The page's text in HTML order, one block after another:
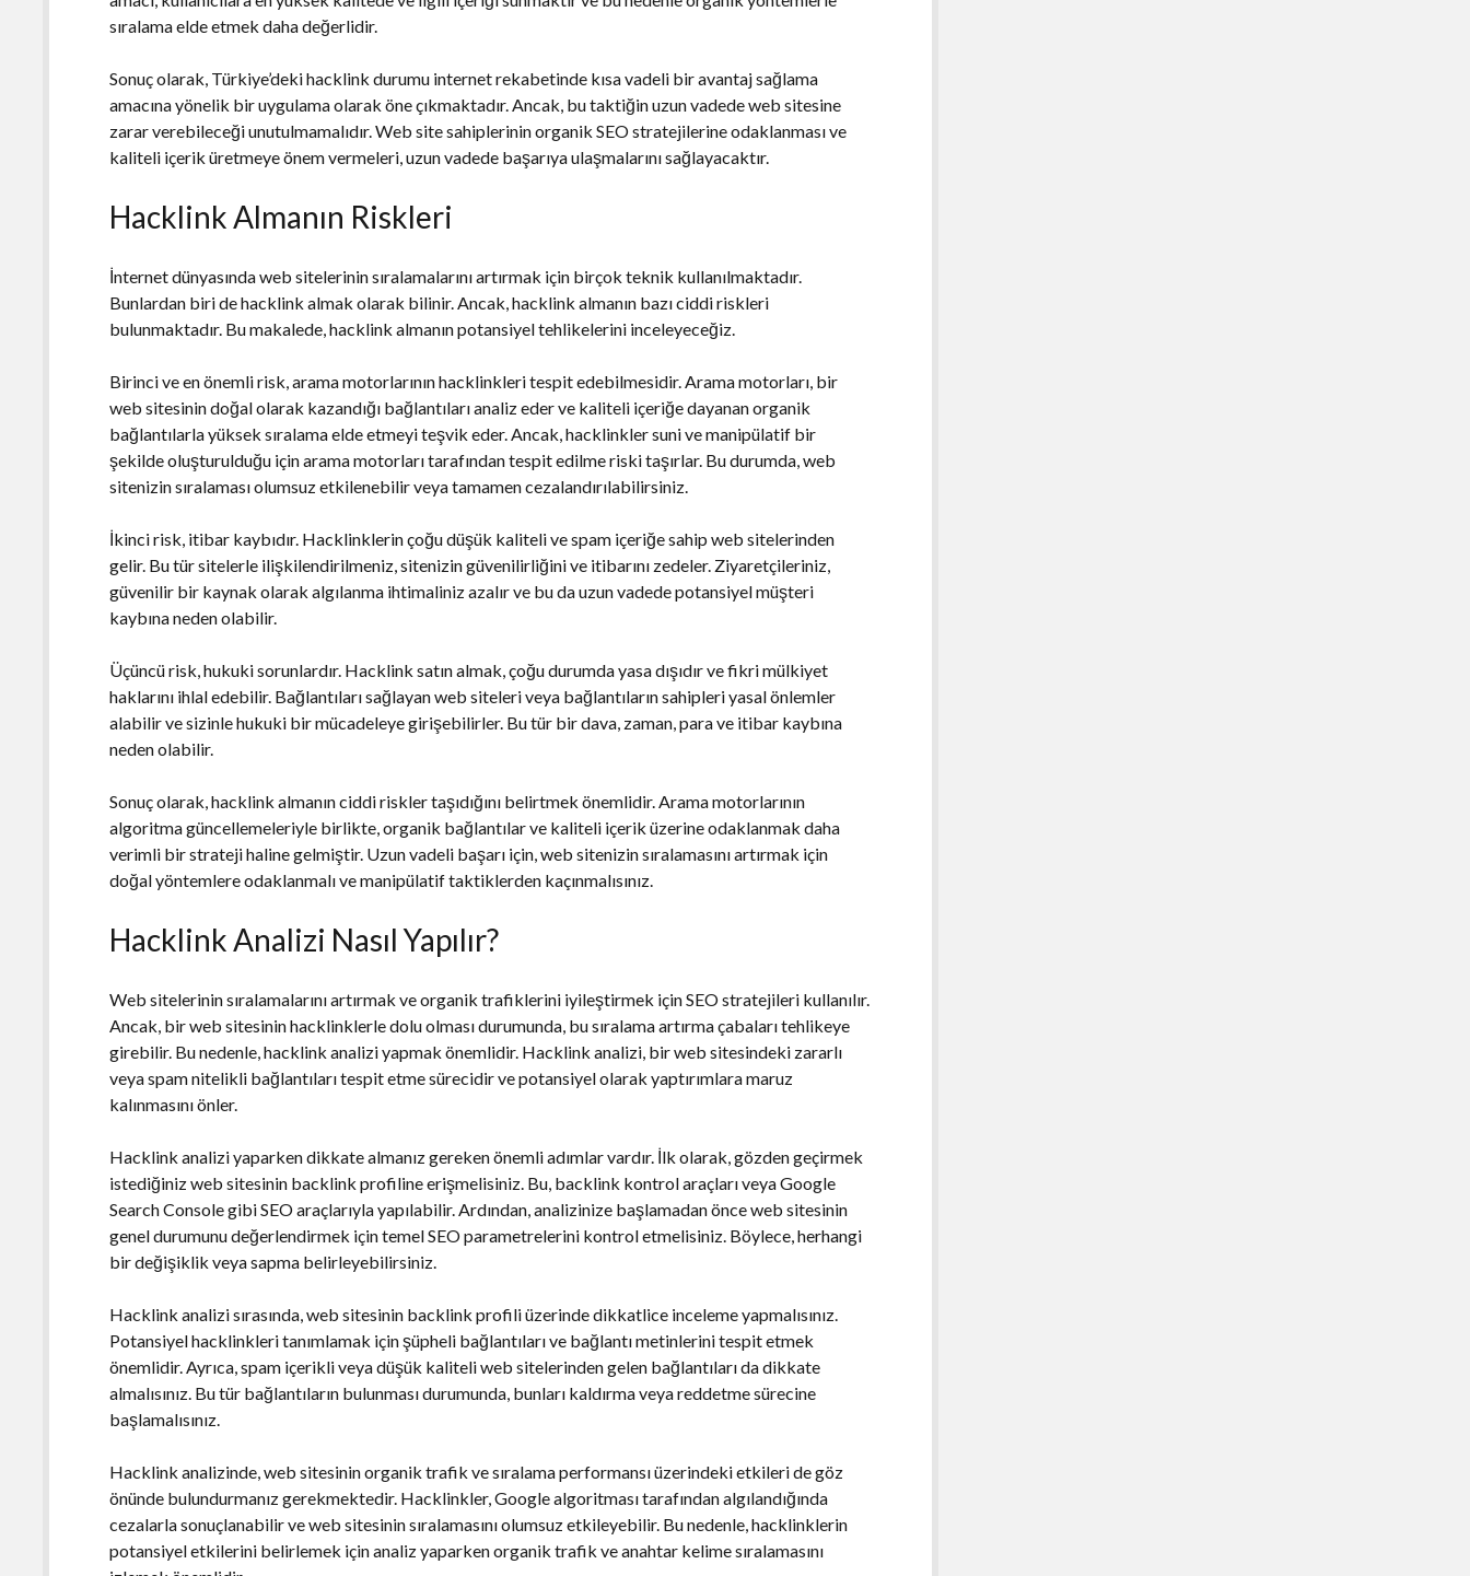
sıralama elde etmek daha değerlidir.
Sonuç olarak, Türkiye’deki hacklink durumu internet rekabetinde kısa vadeli bir avantaj sağlama
amacına yönelik bir uygulama olarak öne çıkmaktadır. Ancak, bu taktiğin uzun vadede web sitesine
zarar verebileceği unutulmamalıdır. Web site sahiplerinin organik SEO stratejilerine odaklanması ve
kaliteli içerik üretmeye önem vermeleri, uzun vadede başarıya ulaşmalarını sağlayacaktır.
Hacklink Almanın Riskleri
İnternet dünyasında web sitelerinin sıralamalarını artırmak için birçok teknik kullanılmaktadır.
Bunlardan biri de hacklink almak olarak bilinir. Ancak, hacklink almanın bazı ciddi riskleri
bulunmaktadır. Bu makalede, hacklink almanın potansiyel tehlikelerini inceleyeceğiz.
Birinci ve en önemli risk, arama motorlarının hacklinkleri tespit edebilmesidir. Arama motorları, bir
web sitesinin doğal olarak kazandığı bağlantıları analiz eder ve kaliteli içeriğe dayanan organik
bağlantılarla yüksek sıralama elde etmeyi teşvik eder. Ancak, hacklinkler suni ve manipülatif bir
şekilde oluşturulduğu için arama motorları tarafından tespit edilme riski taşırlar. Bu durumda, web
sitenizin sıralaması olumsuz etkilenebilir veya tamamen cezalandırılabilirsiniz.
İkinci risk, itibar kaybıdır. Hacklinklerin çoğu düşük kaliteli ve spam içeriğe sahip web sitelerinden
gelir. Bu tür sitelerle ilişkilendirilmeniz, sitenizin güvenilirliğini ve itibarını zedeler. Ziyaretçileriniz,
güvenilir bir kaynak olarak algılanma ihtimaliniz azalır ve bu da uzun vadede potansiyel müşteri
kaybına neden olabilir.
Üçüncü risk, hukuki sorunlardır. Hacklink satın almak, çoğu durumda yasa dışıdır ve fikri mülkiyet
haklarını ihlal edebilir. Bağlantıları sağlayan web siteleri veya bağlantıların sahipleri yasal önlemler
alabilir ve sizinle hukuki bir mücadeleye girişebilirler. Bu tür bir dava, zaman, para ve itibar kaybına
neden olabilir.
Sonuç olarak, hacklink almanın ciddi riskler taşıdığını belirtmek önemlidir. Arama motorlarının
algoritma güncellemeleriyle birlikte, organik bağlantılar ve kaliteli içerik üzerine odaklanmak daha
verimli bir strateji haline gelmiştir. Uzun vadeli başarı için, web sitenizin sıralamasını artırmak için
doğal yöntemlere odaklanmalı ve manipülatif taktiklerden kaçınmalısınız.
Hacklink Analizi Nasıl Yapılır?
Web sitelerinin sıralamalarını artırmak ve organik trafiklerini iyileştirmek için SEO stratejileri kullanılır.
Ancak, bir web sitesinin hacklinklerle dolu olması durumunda, bu sıralama artırma çabaları tehlikeye
girebilir. Bu nedenle, hacklink analizi yapmak önemlidir. Hacklink analizi, bir web sitesindeki zararlı
veya spam nitelikli bağlantıları tespit etme sürecidir ve potansiyel olarak yaptırımlara maruz
kalınmasını önler.
Hacklink analizi yaparken dikkate almanız gereken önemli adımlar vardır. İlk olarak, gözden geçirmek
istediğiniz web sitesinin backlink profiline erişmelisiniz. Bu, backlink kontrol araçları veya Google
Search Console gibi SEO araçlarıyla yapılabilir. Ardından, analizinize başlamadan önce web sitesinin
genel durumunu değerlendirmek için temel SEO parametrelerini kontrol etmelisiniz. Böylece, herhangi
bir değişiklik veya sapma belirleyebilirsiniz.
Hacklink analizi sırasında, web sitesinin backlink profili üzerinde dikkatlice inceleme yapmalısınız.
Potansiyel hacklinkleri tanımlamak için şüpheli bağlantıları ve bağlantı metinlerini tespit etmek
önemlidir. Ayrıca, spam içerikli veya düşük kaliteli web sitelerinden gelen bağlantıları da dikkate
almalısınız. Bu tür bağlantıların bulunması durumunda, bunları kaldırma veya reddetme sürecine
başlamalısınız.
Hacklink analizinde, web sitesinin organik trafik ve sıralama performansı üzerindeki etkileri de göz
önünde bulundurmanız gerekmektedir. Hacklinkler, Google algoritması tarafından algılandığında
cezalarla sonuçlanabilir ve web sitesinin sıralamasını olumsuz etkileyebilir. Bu nedenle, hacklinklerin
potansiyel etkilerini belirlemek için analiz yaparken organik trafik ve anahtar kelime sıralamasını